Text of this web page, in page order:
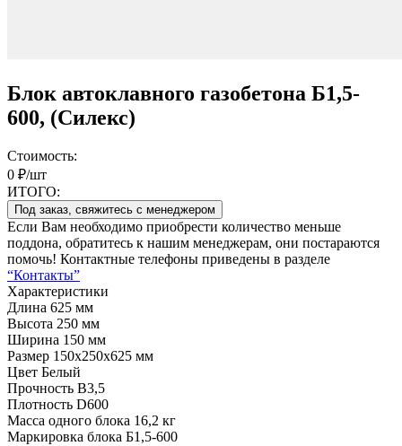
Блок автоклавного газобетона Б1,5-
600, (Силекс)
Стоимость:
0 ₽/шт
ИТОГО:
Под заказ, свяжитесь с менеджером
Если Вам необходимо приобрести количество меньше
поддона, обратитесь к нашим менеджерам, они постараются
помочь! Контактные телефоны приведены в разделе
“Контакты”
Характеристики
Длина 625 мм
Высота 250 мм
Ширина 150 мм
Размер 150x250x625 мм
Цвет Белый
Прочность B3,5
Плотность D600
Масса одного блока 16,2 кг
Маркировка блока Б1,5-600